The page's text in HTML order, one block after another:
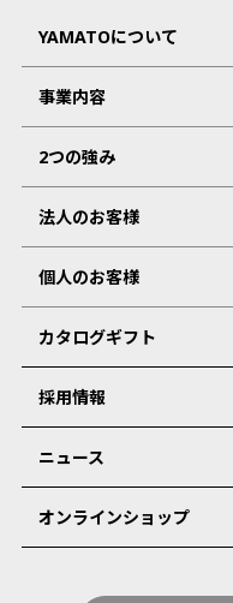
YAMATOについて
事業内容
2つの強み
法人のお客様
個人のお客様
カタログギフト
採用情報
ニュース
オンラインショップ